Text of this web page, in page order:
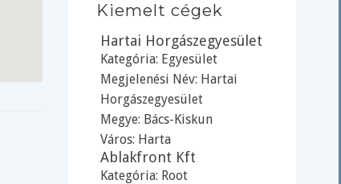
Kiemelt cégek
Hartai Horgászegyesület
Kategória: Egyesület
Megjelenési Név: Hartai
Horgászegyesület
Megye: Bács-Kiskun
Város: Harta
Ablakfront Kft
Kategória: Root